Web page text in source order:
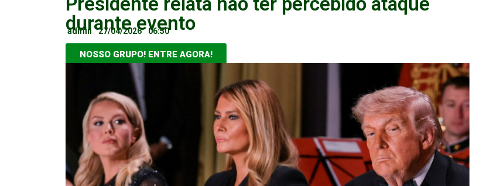
durante evento
admin 27/04/2026 06:50
NOSSO GRUPO! ENTRE AGORA!